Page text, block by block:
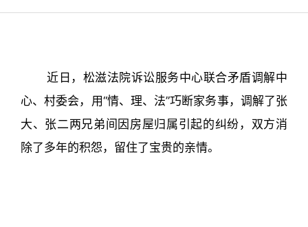
近日，松滋法院诉讼服务中心联合矛盾调解中
心、村委会，用“情、理、法”巧断家务事，调解了张
大、张二两兄弟间因房屋归属引起的纠纷，双方消
除了多年的积怨，留住了宝贵的亲情。